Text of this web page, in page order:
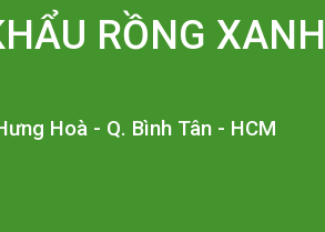
RỒNG XANH
Hoà - Q. Bình Tân - HCM